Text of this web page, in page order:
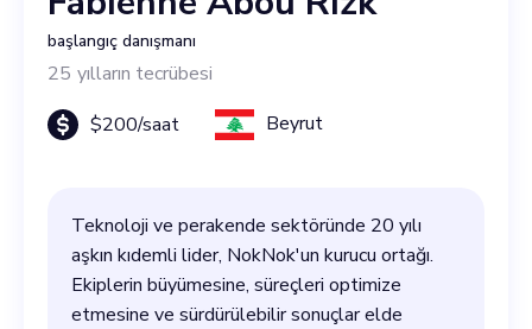
başlangıç danışmanı
25 yılların tecrübesi
$200/saat Beyrut
Teknoloji ve perakende sektöründe 20 yılı
aşkın kıdemli lider, NokNok'un kurucu ortağı.
Ekiplerin büyümesine, süreçleri optimize
etmesine ve sürdürülebilir sonuçlar elde